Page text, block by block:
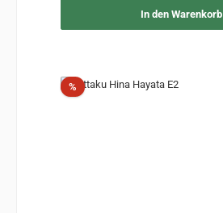
In den Warenkorb
%Rabatt